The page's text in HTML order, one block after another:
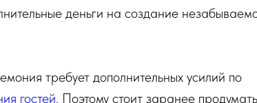
деньги на создание
требует дополнительных усилий по
гостей. Поэтому стоит заранее